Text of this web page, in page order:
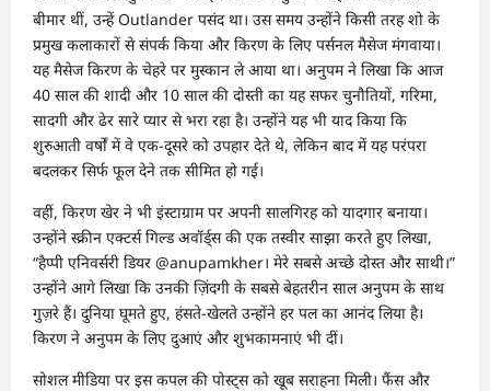
बीमार थीं, उन्हें Outlander पसंद था। उस समय उन्होंने किसी तरह शो के
प्रमुख कलाकारों से संपर्क किया और किरण के लिए पर्सनल मैसेज मंगवाया।
यह मैसेज किरण के चेहरे पर मुस्कान ले आया था। अनुपम ने लिखा कि आज
40 साल की शादी और 10 साल की दोस्ती का यह सफर चुनौतियों, गरिमा,
सादगी और ढेर सारे प्यार से भरा रहा है। उन्होंने यह भी याद किया कि
शुरुआती वर्षों में वे एक-दूसरे को उपहार देते थे, लेकिन बाद में यह परंपरा
बदलकर सिर्फ फूल देने तक सीमित हो गई।
वहीं, किरण खेर ने भी इंस्टाग्राम पर अपनी सालगिरह को यादगार बनाया।
उन्होंने स्क्रीन एक्टर्स गिल्ड अवॉर्ड्स की एक तस्वीर साझा करते हुए लिखा,
“हैप्पी एनिवर्सरी डियर @anupamkher। मेरे सबसे अच्छे दोस्त और साथी।”
उन्होंने आगे लिखा कि उनकी ज़िंदगी के सबसे बेहतरीन साल अनुपम के साथ
गुज़रे हैं। दुनिया घूमते हुए, हंसते-खेलते उन्होंने हर पल का आनंद लिया है।
किरण ने अनुपम के लिए दुआएं और शुभकामनाएं भी दीं।
सोशल मीडिया पर इस कपल की पोस्ट्स को खूब सराहना मिली। फैंस और